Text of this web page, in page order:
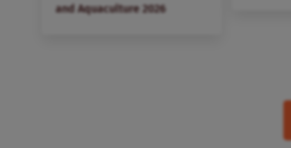
and Aquaculture 2026